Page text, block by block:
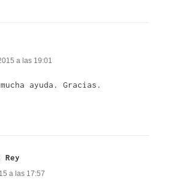
a las 19:01
ayuda. Gracias.
Rey
a las 17:57